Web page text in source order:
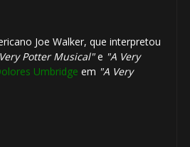
Joe Walker, que interpretou
Potter Musical"e "A Very
Umbridge em "A Very